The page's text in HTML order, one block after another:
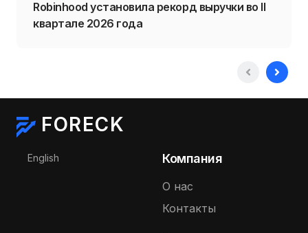
Robinhood установила рекорд выручки во II
квартале 2026 года
FORECK
Выберите язык
English Компания
О нас
Контакты